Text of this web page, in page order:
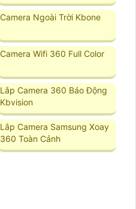
Camera Ngoài Trời Kbone
Camera Wifi 360 Full Color
Lắp Camera 360 Báo Động
Kbvision
Lắp Camera Samsung Xoay
360 Toàn Cảnh